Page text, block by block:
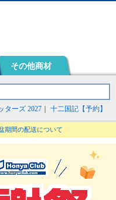
その他商材
ターズ 2027 十二国記【予約】
期間の配送について